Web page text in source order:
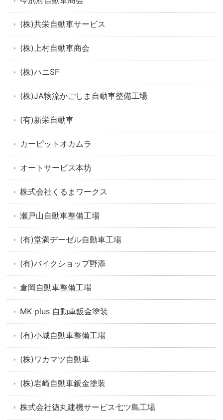
(株)共栄自動車サービス
(株)上村自動車商会
(株)ハニSF
(株)JA物流かごしま自動車整備工場
(有)新栄自動車
カーピットオカムラ
オートサービス本坊
株式会社くるまワークス
瀬戸山自動車整備工場
(有)堂満ヂーゼル自動車工場
(有)バイクショップ野添
倉岡自動車整備工場
MK plus 自動車鈑金塗装
(有)小城自動車整備工場
(株)ワカマツ自動車
(株)岩崎自動車鈑金塗装
株式会社徳丸建機サービス七ツ島工場